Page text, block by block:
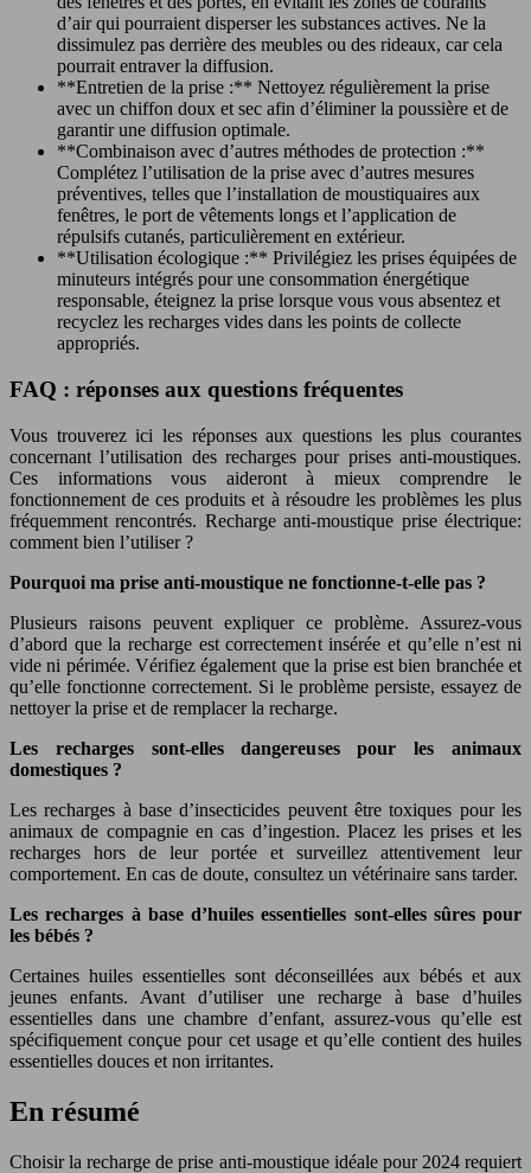
d’air qui pourraient disperser les substances actives. Ne la
dissimulez pas derrière des meubles ou des rideaux, car cela
pourrait entraver la diffusion.
**Entretien de la prise :** Nettoyez régulièrement la prise
avec un chiffon doux et sec afin d’éliminer la poussière et de
garantir une diffusion optimale.
**Combinaison avec d’autres méthodes de protection :**
Complétez l’utilisation de la prise avec d’autres mesures
préventives, telles que l’installation de moustiquaires aux
fenêtres, le port de vêtements longs et l’application de
répulsifs cutanés, particulièrement en extérieur.
**Utilisation écologique :** Privilégiez les prises équipées de
minuteurs intégrés pour une consommation énergétique
responsable, éteignez la prise lorsque vous vous absentez et
recyclez les recharges vides dans les points de collecte
appropriés.
FAQ : réponses aux questions fréquentes
Vous trouverez ici les réponses aux questions les plus courantes
concernant l’utilisation des recharges pour prises anti-moustiques.
Ces informations vous aideront à mieux comprendre le
fonctionnement de ces produits et à résoudre les problèmes les plus
fréquemment rencontrés. Recharge anti-moustique prise électrique:
comment bien l’utiliser ?
Pourquoi ma prise anti-moustique ne fonctionne-t-elle pas ?
Plusieurs raisons peuvent expliquer ce problème. Assurez-vous
d’abord que la recharge est correctement insérée et qu’elle n’est ni
vide ni périmée. Vérifiez également que la prise est bien branchée et
qu’elle fonctionne correctement. Si le problème persiste, essayez de
nettoyer la prise et de remplacer la recharge.
Les recharges sont-elles dangereuses pour les animaux
domestiques ?
Les recharges à base d’insecticides peuvent être toxiques pour les
animaux de compagnie en cas d’ingestion. Placez les prises et les
recharges hors de leur portée et surveillez attentivement leur
comportement. En cas de doute, consultez un vétérinaire sans tarder.
Les recharges à base d’huiles essentielles sont-elles sûres pour
les bébés ?
Certaines huiles essentielles sont déconseillées aux bébés et aux
jeunes enfants. Avant d’utiliser une recharge à base d’huiles
essentielles dans une chambre d’enfant, assurez-vous qu’elle est
spécifiquement conçue pour cet usage et qu’elle contient des huiles
essentielles douces et non irritantes.
En résumé
Choisir la recharge de prise anti-moustique idéale pour 2024 requiert